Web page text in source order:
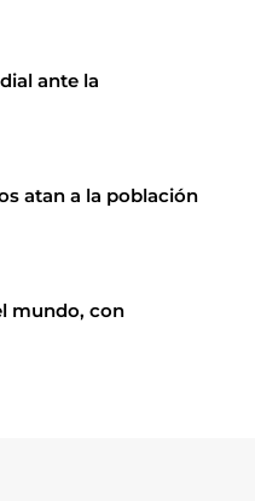
ante la
atan a la población
mundo, con